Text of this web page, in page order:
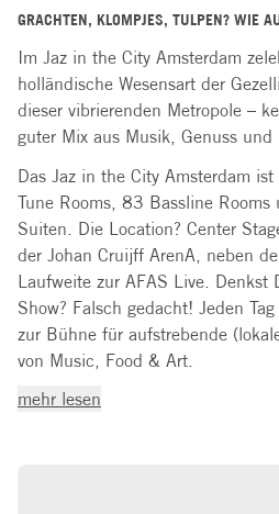
GRACHTEN, KLOMPJES, TULPEN? WIE
Im Jaz in the City Amsterdam
holländische Wesensart der
dieser vibrierenden Metropole –
guter Mix aus Musik, Genuss und
Das Jaz in the City Amsterdam
Tune Rooms, 83 Bassline
Suiten. Die Location? Center
der Johan Cruijff ArenA, neben
Laufweite zur AFAS Live. Denkst
Show? Falsch gedacht! Jeden
zur Bühne für aufstrebende
von Music, Food & Art.
mehr lesen